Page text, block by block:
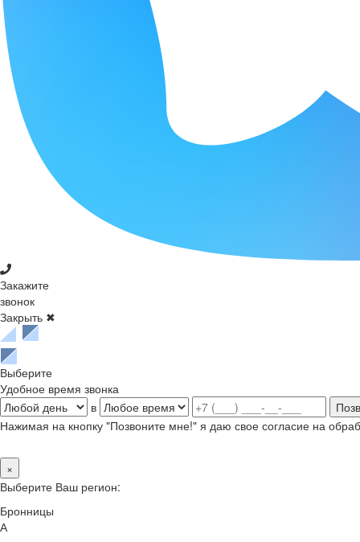
Закажите
звонок
Закрыть ✖
Выберите
Удобное время звонка
в
Нажимая на кнопку "Позвоните мне!" я даю свое согласие на
×
Выберите Ваш регион:
Бронницы
А